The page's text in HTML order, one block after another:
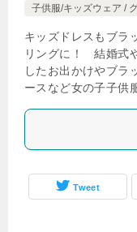
子供服/キッズウェア /
キッズドレスもブラ
リングに！ 結婚式
したお出かけやブラ
ースなど女の子子供
Tweet